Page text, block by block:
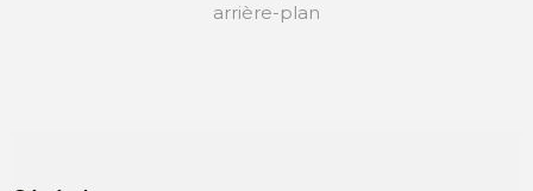
arrière-plan